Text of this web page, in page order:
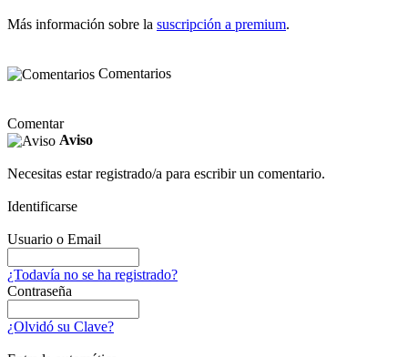
Más información sobre la suscripción a premium.
Comentarios
Comentar
Aviso
Necesitas estar registrado/a para escribir un comentario.
Identificarse
Usuario o Email
¿Todavía no se ha registrado?
Contraseña
¿Olvidó su Clave?